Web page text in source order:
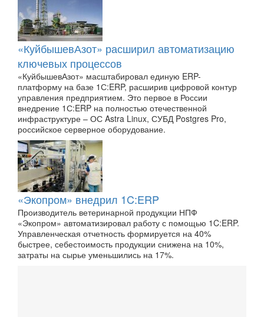
«КуйбышевАзот» расширил автоматизацию
ключевых процессов
«КуйбышевАзот» масштабировал единую ERP-
платформу на базе 1С:ERP, расширив цифровой контур
управления предприятием. Это первое в России
внедрение 1С:ERP на полностью отечественной
инфраструктуре – ОС Astra Linux, СУБД Postgres Pro,
российское серверное оборудование.
«Экопром» внедрил 1C:ERP
Производитель ветеринарной продукции НПФ
«Экопром» автоматизировал работу с помощью 1C:ERP.
Управленческая отчетность формируется на 40%
быстрее, себестоимость продукции снижена на 10%,
затраты на сырье уменьшились на 17%.